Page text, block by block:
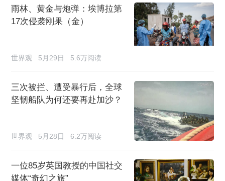
雨林、黄金与炮弹：埃博拉第
17次侵袭刚果（金）
世界观 5月29日 5.6万阅读
三次被拦、遭受暴行后，全球
坚韧船队为何还要再赴加沙？
世界观 5月28日 6.2万阅读
一位85岁英国教授的中国社交
媒体“奇幻之旅”